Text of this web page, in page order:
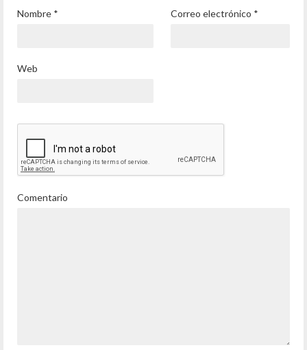
Nombre * Correo electrónico *
Web
Comentario